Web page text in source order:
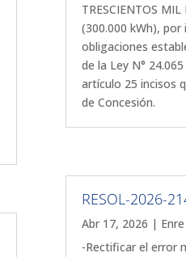
TRESCIENTOS
(300.000 kWh),
obligaciones
de la Ley N°
artículo 25 incisos
de Concesión.
RESOL-2026-
Abr 17, 2026 | Enre
-Rectificar el error